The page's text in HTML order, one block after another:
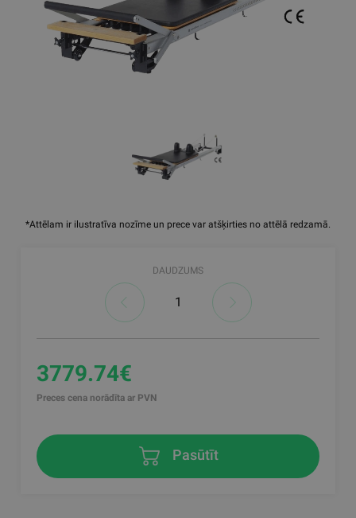
*Attēlam ir ilustratīva nozīme un prece var atšķirties no attēlā redzamā.
DAUDZUMS
3779.74€
Preces cena norādīta ar PVN
Pasūtīt